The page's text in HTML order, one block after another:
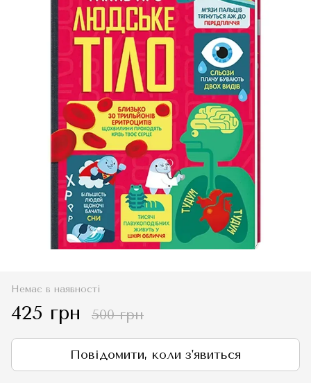
Немає в наявності
425 грн 500 грн
Повідомити, коли з'явиться